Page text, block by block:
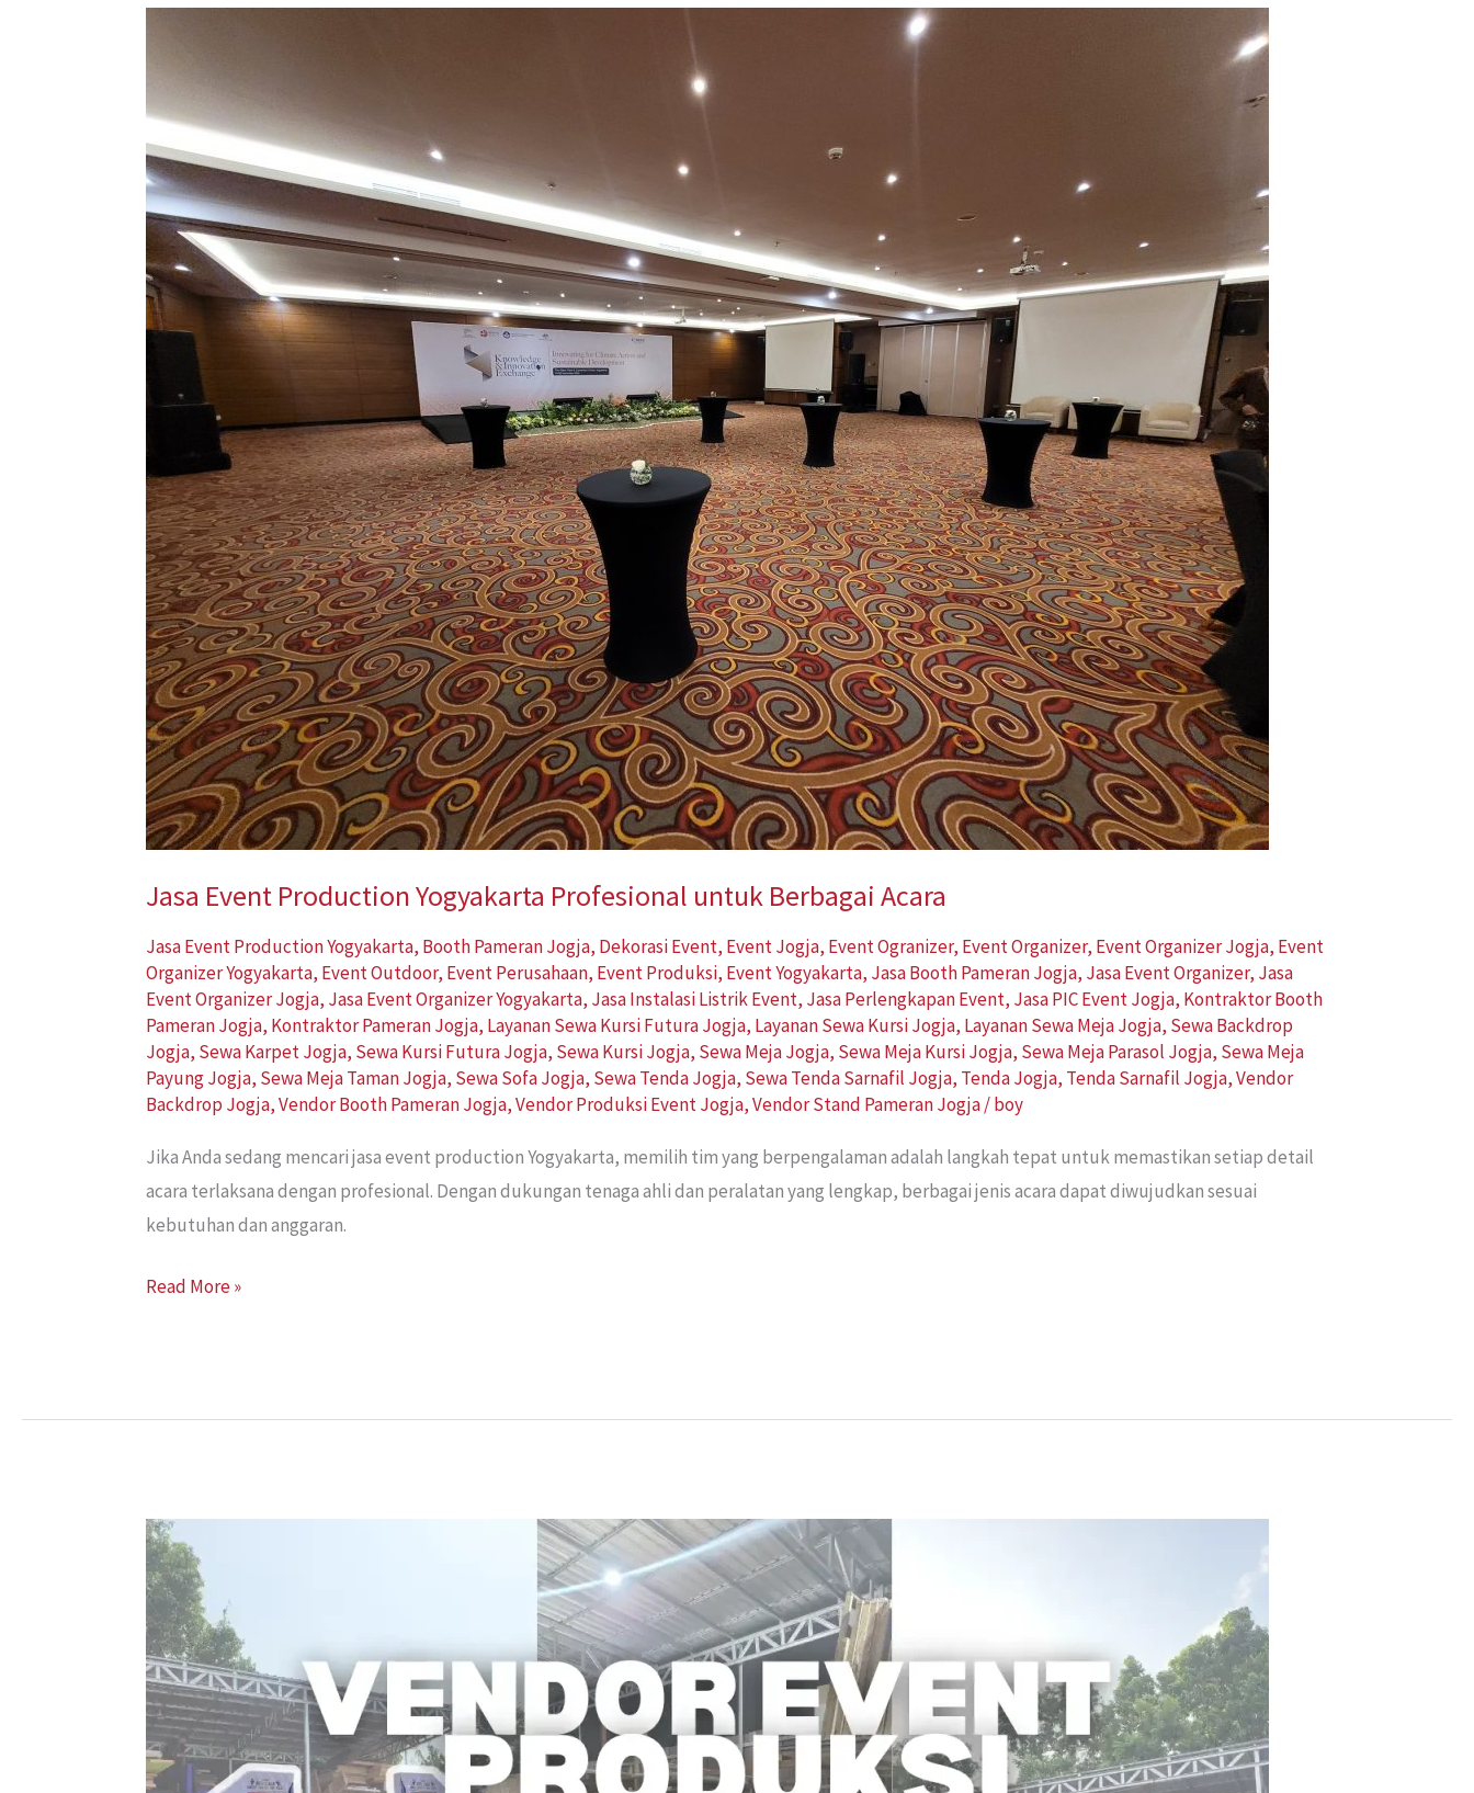
Jasa Event Production Yogyakarta Profesional untuk Berbagai Acara
Jasa Event Production Yogyakarta, Booth Pameran Jogja, Dekorasi Event, Event Jogja, Event Ogranizer, Event Organizer, Event Organizer Jogja, Event
Organizer Yogyakarta, Event Outdoor, Event Perusahaan, Event Produksi, Event Yogyakarta, Jasa Booth Pameran Jogja, Jasa Event Organizer, Jasa
Event Organizer Jogja, Jasa Event Organizer Yogyakarta, Jasa Instalasi Listrik Event, Jasa Perlengkapan Event, Jasa PIC Event Jogja, Kontraktor Booth
Pameran Jogja, Kontraktor Pameran Jogja, Layanan Sewa Kursi Futura Jogja, Layanan Sewa Kursi Jogja, Layanan Sewa Meja Jogja, Sewa Backdrop
Jogja, Sewa Karpet Jogja, Sewa Kursi Futura Jogja, Sewa Kursi Jogja, Sewa Meja Jogja, Sewa Meja Kursi Jogja, Sewa Meja Parasol Jogja, Sewa Meja
Payung Jogja, Sewa Meja Taman Jogja, Sewa Sofa Jogja, Sewa Tenda Jogja, Sewa Tenda Sarnafil Jogja, Tenda Jogja, Tenda Sarnafil Jogja,Vendor
Backdrop Jogja,Vendor Booth Pameran Jogja,Vendor Produksi Event Jogja,Vendor Stand Pameran Jogja/boy
Jika Anda sedang mencari jasa event production Yogyakarta, memilih tim yang berpengalaman adalah langkah tepat untuk memastikan setiap detail
acara terlaksana dengan profesional. Dengan dukungan tenaga ahli dan peralatan yang lengkap, berbagai jenis acara dapat diwujudkan sesuai
kebutuhan dan anggaran.
Production
Yogyakarta
Profesional
untuk
Berbagai
Acara
Read More »
Vendor
Event
Produksi
:
Solusi
Terbaik
untuk
Kesuksesan